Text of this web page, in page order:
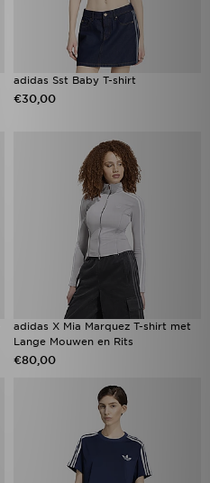
adidas Sst Baby T-shirt
€30,00
adidas X Mia Marquez T-shirt met
Lange Mouwen en Rits
€80,00